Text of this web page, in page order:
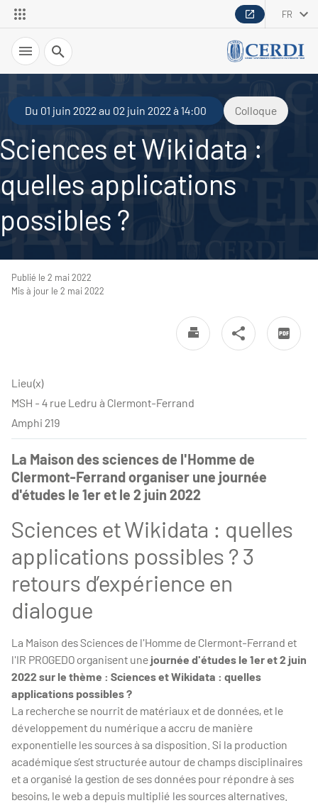
FR
Recherche
Du 01 juin 2022 au 02 juin 2022 à 14:00 Colloque
Sciences et Wikidata :
quelles applications
possibles ?
Publié le 2 mai 2022
Mis à jour le 2 mai 2022
Lieu(x)
MSH - 4 rue Ledru à Clermont-Ferrand
Amphi 219
La Maison des sciences de l'Homme de
Clermont-Ferrand organiser une journée
d'études le 1er et le 2 juin 2022
Sciences et Wikidata : quelles
applications possibles ? 3
retours d’expérience en
dialogue
La Maison des Sciences de l'Homme de Clermont-Ferrand et
l'IR PROGEDO organisent une journée d'études le 1er et 2 juin
2022 sur le thème : Sciences et Wikidata : quelles
applications possibles ?
La recherche se nourrit de matériaux et de données, et le
développement du numérique a accru de manière
exponentielle les sources à sa disposition. Si la production
académique s’est structurée autour de champs disciplinaires
et a organisé la gestion de ses données pour répondre à ses
besoins, le web a depuis multiplié les sources alternatives.